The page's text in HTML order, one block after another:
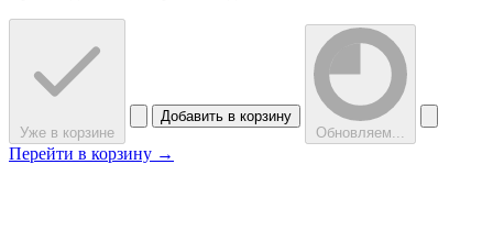
Уже в корзине
Добавить в корзину
Обновляем...
Перейти в корзину →